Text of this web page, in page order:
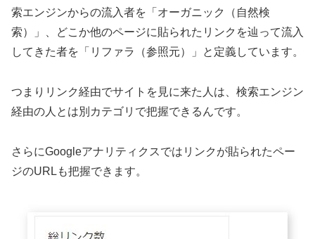
索エンジンからの流入者を「オーガニック（自然検
索）」、どこか他のページに貼られたリンクを辿って流入
してきた者を「リファラ（参照元）」と定義しています。
つまりリンク経由でサイトを見に来た人は、検索エンジン
経由の人とは別カテゴリで把握できるんです。
さらにGoogleアナリティクスではリンクが貼られたペー
ジのURLも把握できます。